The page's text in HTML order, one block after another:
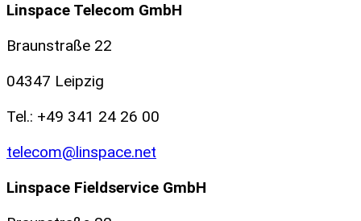
Linspace Telecom GmbH
Braunstraße 22
04347 Leipzig
Tel.: +49 341 24 26 00
telecom@linspace.net
Linspace Fieldservice GmbH